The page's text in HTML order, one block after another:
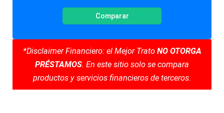
Comparar
*Disclaimer Financiero: el Mejor Trato NO OTORGA
PRÉSTAMOS. En este sitio solo se compara
productos y servicios financieros de terceros.